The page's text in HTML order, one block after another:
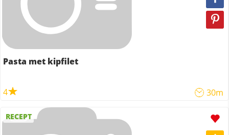
Pasta met kipfilet
4 30m
RECEPT